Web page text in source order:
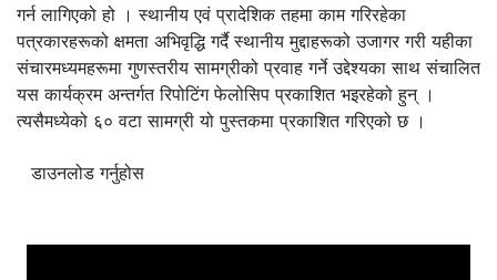
गर्न लागिएको हो । स्थानीय एवं प्रादेशिक तहमा काम गरिरहेका
पत्रकारहरूको क्षमता अभिवृद्धि गर्दै स्थानीय मुद्दाहरूको उजागर गरी यहीका
संचारमध्यमहरूमा गुणस्तरीय सामग्रीको प्रवाह गर्ने उद्देश्यका साथ संचालित
यस कार्यक्रम अन्तर्गत रिपोटिंग फेलोसिप प्रकाशित भइरहेको हुन् ।
त्यसैमध्येको ६० वटा सामग्री यो पुस्तकमा प्रकाशित गरिएको छ ।
डाउनलोड गर्नुहोस